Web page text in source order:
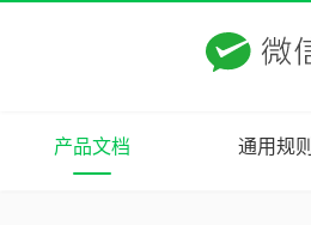
产品文档 通用规则